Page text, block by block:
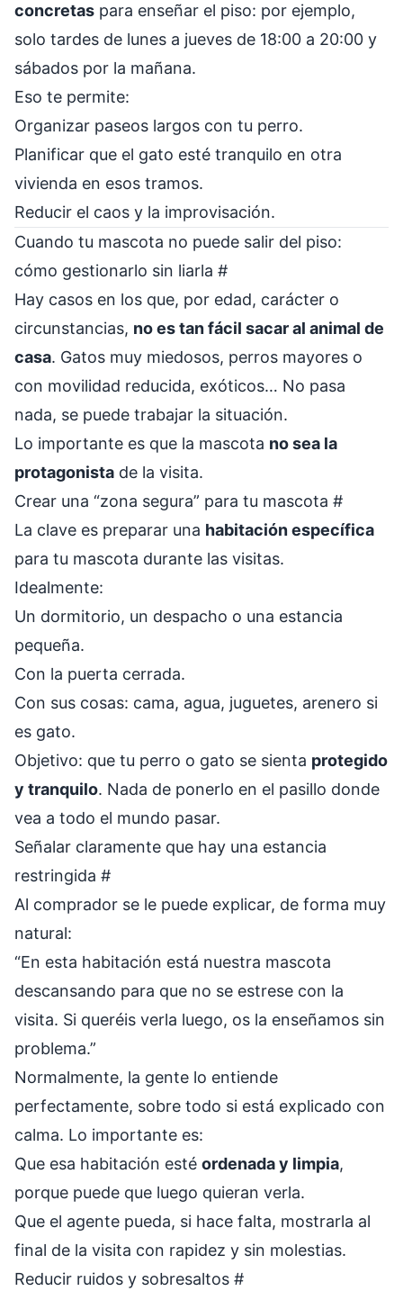
concretas para enseñar el piso: por ejemplo,
solo tardes de lunes a jueves de 18:00 a 20:00 y
sábados por la mañana.
Eso te permite:
Organizar paseos largos con tu perro.
Planificar que el gato esté tranquilo en otra
vivienda en esos tramos.
Reducir el caos y la improvisación.
Cuando tu mascota no puede salir del piso:
cómo gestionarlo sin liarla #
Hay casos en los que, por edad, carácter o
circunstancias, no es tan fácil sacar al animal de
casa. Gatos muy miedosos, perros mayores o
con movilidad reducida, exóticos… No pasa
nada, se puede trabajar la situación.
Lo importante es que la mascota no sea la
protagonista de la visita.
Crear una “zona segura” para tu mascota #
La clave es preparar una habitación específica
para tu mascota durante las visitas.
Idealmente:
Un dormitorio, un despacho o una estancia
pequeña.
Con la puerta cerrada.
Con sus cosas: cama, agua, juguetes, arenero si
es gato.
Objetivo: que tu perro o gato se sienta protegido
y tranquilo. Nada de ponerlo en el pasillo donde
vea a todo el mundo pasar.
Señalar claramente que hay una estancia
restringida #
Al comprador se le puede explicar, de forma muy
natural:
“En esta habitación está nuestra mascota
descansando para que no se estrese con la
visita. Si queréis verla luego, os la enseñamos sin
problema.”
Normalmente, la gente lo entiende
perfectamente, sobre todo si está explicado con
calma. Lo importante es:
Que esa habitación esté ordenada y limpia,
porque puede que luego quieran verla.
Que el agente pueda, si hace falta, mostrarla al
final de la visita con rapidez y sin molestias.
Reducir ruidos y sobresaltos #